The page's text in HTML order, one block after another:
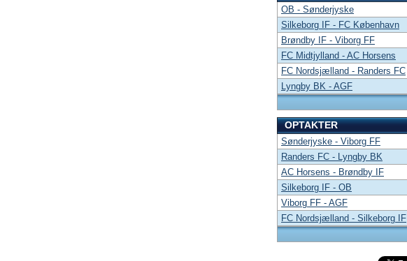
OB - Sønderjyske
Silkeborg IF - FC København
Brøndby IF - Viborg FF
FC Midtjylland - AC Horsens
FC Nordsjælland - Randers FC
Lyngby BK - AGF
OPTAKTER
Sønderjyske - Viborg FF
Randers FC - Lyngby BK
AC Horsens - Brøndby IF
Silkeborg IF - OB
Viborg FF - AGF
FC Nordsjælland - Silkeborg IF